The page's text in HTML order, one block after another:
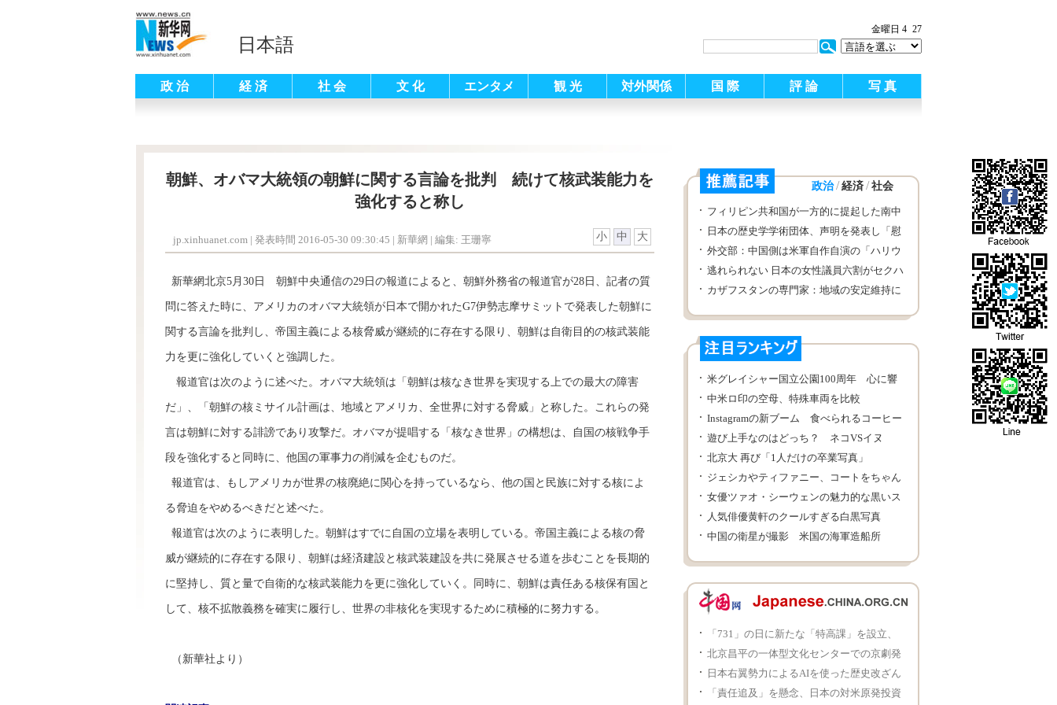
日本語
金曜日 4 27
政 治 経 済 社 会 文 化 エンタメ 観 光 対外関係 国 際 評 論 写 真
朝鮮、オバマ大統領の朝鮮に関する言論を批判 続けて核武装能力を
強化すると称し
jp.xinhuanet.com | 発表時間 2016-05-30 09:30:45 | 新華網 | 編集: 王珊寧 小 中 大
新華網北京5月30日 朝鮮中央通信の29日の報道によると、朝鮮外務省の報道官が28日、記者の質
問に答えた時に、アメリカのオバマ大統領が日本で開かれたG7伊勢志摩サミットで発表した朝鮮に
関する言論を批判し、帝国主義による核脅威が継続的に存在する限り、朝鮮は自衛目的の核武装能
力を更に強化していくと強調した。
報道官は次のように述べた。オバマ大統領は「朝鮮は核なき世界を実現する上での最大の障害
だ」、「朝鮮の核ミサイル計画は、地域とアメリカ、全世界に対する脅威」と称した。これらの発
言は朝鮮に対する誹謗であり攻撃だ。オバマが提唱する「核なき世界」の構想は、自国の核戦争手
段を強化すると同時に、他国の軍事力の削減を企むものだ。
報道官は、もしアメリカが世界の核廃絶に関心を持っているなら、他の国と民族に対する核によ
る脅迫をやめるべきだと述べた。
報道官は次のように表明した。朝鮮はすでに自国の立場を表明している。帝国主義による核の脅
威が継続的に存在する限り、朝鮮は経済建設と核武装建設を共に発展させる道を歩むことを長期的
に堅持し、質と量で自衛的な核武装能力を更に強化していく。同時に、朝鮮は責任ある核保有国と
して、核不拡散義務を確実に履行し、世界の非核化を実現するために積極的に努力する。
（新華社より）
政治 / 経済 / 社会
フィリピン共和国が一方的に提起した南中
国海仲裁案に関する中国海洋法学会の声明
日本の歴史学学術団体、声明を発表し「慰
安婦」問題は終結していないと伝え
外交部：中国側は米軍自作自演の「ハリウ
ッド大作」に出演する気がない
逃れられない 日本の女性議員六割がセクハ
ラを経験
カザフスタンの専門家：地域の安定維持に
米グレイシャー国立公園100周年 心に響
く自然風景
中米ロ印の空母、特殊車両を比較
Instagramの新ブーム 食べられるコーヒー
カップ
遊び上手なのはどっち？ ネコVSイヌ
北京大 再び「1人だけの卒業写真」
ジェシカやティファニー、コートをちゃん
と着ない魅力
女優ツァオ・シーウェンの魅力的な黒いス
ーツ姿
人気俳優黄軒のクールすぎる白黒写真
中国の衛星が撮影 米国の海軍造船所